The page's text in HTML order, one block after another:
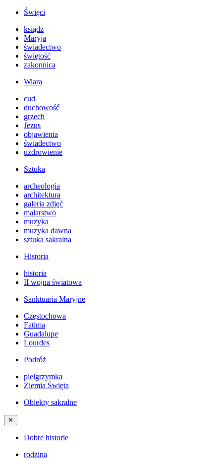
Święci
ksiądz
Maryja
świadectwo
świętość
zakonnica
Wiara
cud
duchowość
grzech
Jezus
objawienia
świadectwo
uzdrowienie
Sztuka
archeologia
architektura
galeria zdjęć
malarstwo
muzyka
muzyka dawna
sztuka sakralna
Historia
historia
II wojna światowa
Sanktuaria Maryjne
Częstochowa
Fatima
Guadalupe
Lourdes
Podróż
pielgrzymka
Ziemia Święta
Obiekty sakralne
✕
Dobre historie
rodzina